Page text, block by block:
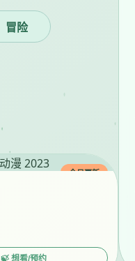
冒险
今日更新
🍃 想看/预约